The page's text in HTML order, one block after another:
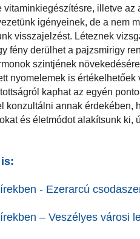
illetve az
igényeinek, de a nem
visszajelzést. Léteznek
fény derülhet a pajzsmirigy
szintjének
nyomelemek is értékelhetőek
kaphat az egyén
konzultálni annak érdekében,
és életmódot alakítsunk ki,
- Ezerarcú
– Veszélyes városi